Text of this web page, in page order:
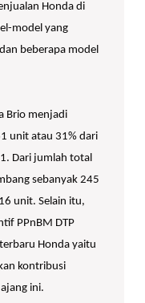
Honda di
model yang
beberapa model
Brio menjadi
unit atau 31% dari
Dari jumlah total
sebanyak 245
unit. Selain itu,
PPnBM DTP
Honda yaitu
kontribusi
ini.